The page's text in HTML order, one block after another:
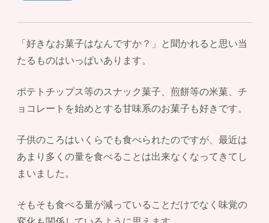
「好きなお菓子はなんですか？」と聞かれると思い当
たるものはいっぱいあります。
ポテトチップス等のスナック菓子、煎餅等の米菓、チ
ョコレートを始めとする甘味系のお菓子も好きです。
子供のころはいくらでも食べられたのですが、最近は
あまり多くの量を食べることは出来なくなってきてし
まいました。
そもそも食べる量が減っていることだけでなく味覚の